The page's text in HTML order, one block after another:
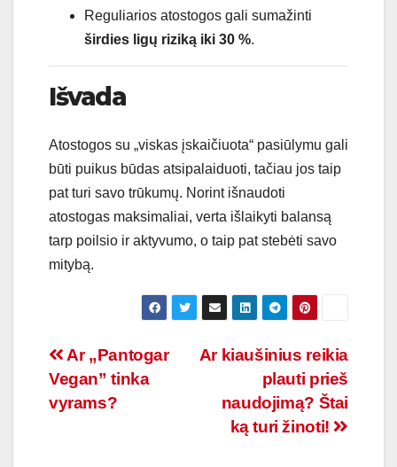
Reguliarios atostogos gali sumažinti
širdies ligų riziką iki 30 %.
Išvada
Atostogos su „viskas įskaičiuota“ pasiūlymu gali
būti puikus būdas atsipalaiduoti, tačiau jos taip
pat turi savo trūkumų. Norint išnaudoti
atostogas maksimaliai, verta išlaikyti balansą
tarp poilsio ir aktyvumo, o taip pat stebėti savo
mitybą.
Navigacija
tarp
Ar kiaušinius reikia
plauti prieš
naudojimą? Štai
ką turi žinoti!
Ar „Pantogar
Vegan” tinka
vyrams?